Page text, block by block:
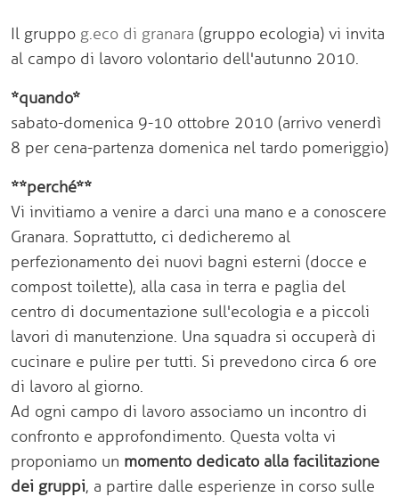
Il gruppo g.eco di granara (gruppo ecologia) vi invita
al campo di lavoro volontario dell'autunno 2010.
*quando*
sabato-domenica 9-10 ottobre 2010 (arrivo venerdì
8 per cena-partenza domenica nel tardo pomeriggio)
**perché**
Vi invitiamo a venire a darci una mano e a conoscere
Granara. Soprattutto, ci dedicheremo al
perfezionamento dei nuovi bagni esterni (docce e
compost toilette), alla casa in terra e paglia del
centro di documentazione sull'ecologia e a piccoli
lavori di manutenzione. Una squadra si occuperà di
cucinare e pulire per tutti. Si prevedono circa 6 ore
di lavoro al giorno.
Ad ogni campo di lavoro associamo un incontro di
confronto e approfondimento. Questa volta vi
proponiamo un momento dedicato alla facilitazione
dei gruppi, a partire dalle esperienze in corso sulle